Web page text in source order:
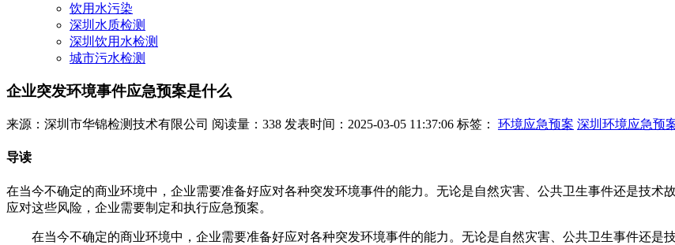
饮用水污染
深圳水质检测
深圳饮用水检测
城市污水检测
企业突发环境事件应急预案是什么
来源：深圳市华锦检测技术有限公司 阅读量：338 发表时间：2025-03-05 11:37:06 标签： 环境应急预案 深圳环境应急预
导读
在当今不确定的商业环境中，企业需要准备好应对各种突发环境事件的能力。无论是自然灾害、公共卫生事件还是技术
应对这些风险，企业需要制定和执行应急预案。
在当今不确定的商业环境中，企业需要准备好应对各种突发环境事件的能力。无论是自然灾害、公共卫生事件还是